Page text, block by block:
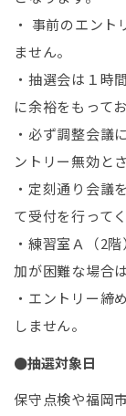
・ 事前のエン
ません。
・抽選会は１時
に余裕をもって
・必ず調整会議
ントリー無効と
・定刻通り会議
て受付を行って
・練習室Ａ（2
加が困難な場合
・エントリー締
しません。
●抽選対象日
保守点検や福岡